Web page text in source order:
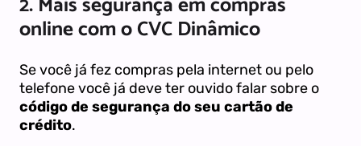
online com o CVC Dinâmico
Se você já fez compras pela internet ou pelo
telefone você já deve ter ouvido falar sobre o
código de segurança do seu cartão de
crédito.